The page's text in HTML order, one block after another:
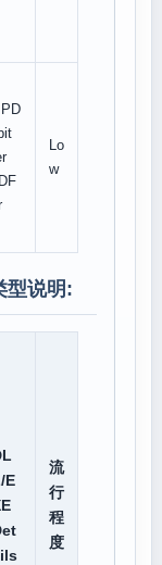
Lo
w
型说明:
E
流
行
程
度